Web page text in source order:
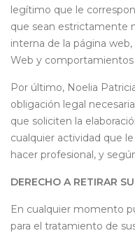
legítimo que le
que sean estrictamente
interna de la página web,
Web y comportamientos
Por último, Noelia
obligación legal
que soliciten la
cualquier actividad que
hacer profesional, y
DERECHO A RETIRAR
En cualquier momento
para el tratamiento de